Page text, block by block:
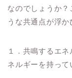
なのでしょうか
うな共通点が浮か
１．共鳴するエ
ネルギーを持って